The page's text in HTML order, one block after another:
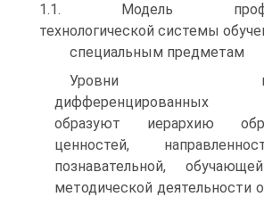
1.1. Модель
технологической системы
специальным предметам
Уровни
дифференцированных
образуют иерархию
ценностей,
познавательной,
методической деятельности